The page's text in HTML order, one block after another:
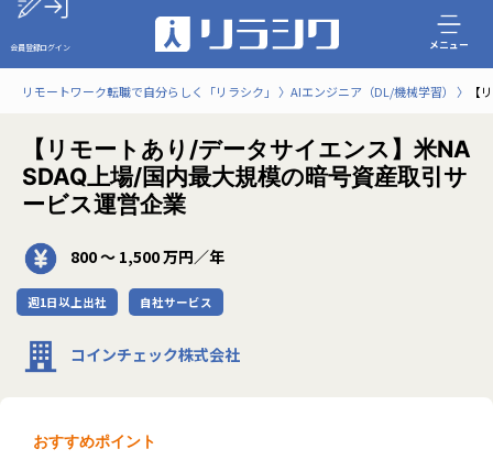
会員登録ログイン メニュー
リモートワーク転職で自分らしく「リラシク」 AIエンジニア（DL/機械学習） 【
【リモートあり/データサイエンス】米NA
SDAQ上場/国内最大規模の暗号資産取引サ
ービス運営企業
800 〜 1,500 万円／年
週1日以上出社 自社サービス
コインチェック株式会社
おすすめポイント